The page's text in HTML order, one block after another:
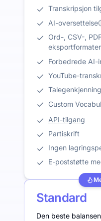
Transkripsjon
AI-oversettelse
Ord-, CSV-,
eksportformater
Forbedrede AI-
YouTube-
Talegenkjenning
Custom
API-tilgang
Partiskrift
Ingen
E-poststøtte
Standard
Den beste